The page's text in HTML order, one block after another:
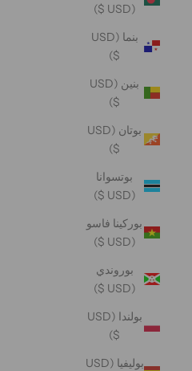
(USD $)
بنما (USD
$)
بنين (USD
$)
بوتان (USD
$)
بوتسوانا
(USD $)
بوركينا فاسو
(USD $)
بوروندي
(USD $)
بولندا (USD
$)
بوليفيا (USD